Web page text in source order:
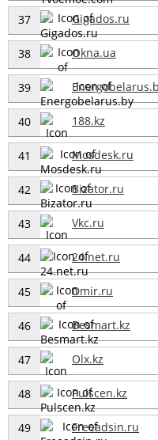
37 Gigados.ru
38 Okna.ua
39
40 188.kz
41 Mosdesk.ru
42 Bizator.ru
43 Vkc.ru
44 24.net.ru
45 Dmir.ru
46 Besmart.kz
47 Olx.kz
48 Pulscen.kz
49 Freeadsin.ru